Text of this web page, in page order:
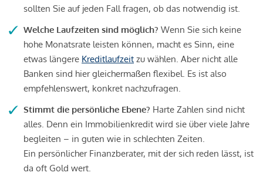
sollten Sie auf jeden Fall fragen, ob das notwendig ist.
Welche Laufzeiten sind möglich? Wenn Sie sich keine
hohe Monatsrate leisten können, macht es Sinn, eine
etwas längere Kreditlaufzeit zu wählen. Aber nicht alle
Banken sind hier gleichermaßen flexibel. Es ist also
empfehlenswert, konkret nachzufragen.
Stimmt die persönliche Ebene? Harte Zahlen sind nicht
alles. Denn ein Immobilienkredit wird sie über viele Jahre
begleiten – in guten wie in schlechten Zeiten.
Ein persönlicher Finanzberater, mit der sich reden lässt, ist
da oft Gold wert.